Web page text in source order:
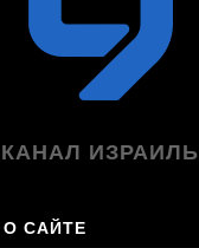
КАНАЛ ИЗРАИЛЬ
САЙТЕ